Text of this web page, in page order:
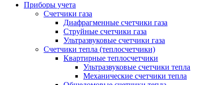
Приборы учета
Счетчики газа
Диафрагменные счетчики газа
Струйные счетчики газа
Ультразвуковые счетчики газа
Счетчики тепла (теплосчетчики)
Квартирные теплосчетчики
Ультразвуковые счетчики тепла
Механические счетчики тепла